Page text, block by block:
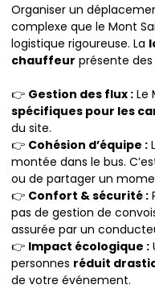
Organiser un
complexe que le Mont
logistique rigoureuse. La
chauffeur présente
👉 Gestion des flux : Le
spécifiques pour les
du site.
👉 Cohésion d’équipe :
montée dans le bus.
ou de partager un
👉 Confort & sécurité :
pas de gestion de
assurée par un
👉 Impact écologique :
personnes réduit
de votre événement.